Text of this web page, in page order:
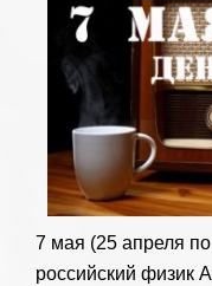
7 мая (25 апреля
российский физик